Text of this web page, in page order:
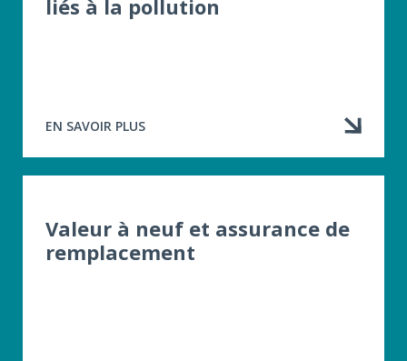
liés à la pollution
EN SAVOIR PLUS
À
LIÉS
À
LA
Valeur à neuf et assurance de
remplacement